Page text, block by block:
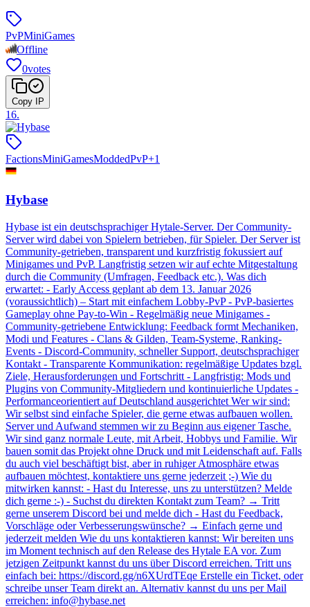
PvPMiniGames
Offline
0votes
Copy IP
16.
FactionsMiniGamesModdedPvP+1
Hybase
Hybase ist ein deutschsprachiger Hytale-Server. Der Community-
Server wird dabei von Spielern betrieben, für Spieler. Der Server ist
Community-getrieben, transparent und kurzfristig fokussiert auf
Minigames und PvP. Langfristig setzen wir auf echte Mitgestaltung
durch die Community (Umfragen, Feedback etc.). Was dich
erwartet: - Early Access geplant ab dem 13. Januar 2026
(voraussichtlich) – Start mit einfachem Lobby-PvP - PvP-basiertes
Gameplay ohne Pay-to-Win - Regelmäßig neue Minigames -
Community-getriebene Entwicklung: Feedback formt Mechaniken,
Modi und Features - Clans & Gilden, Team-Systeme, Ranking-
Events - Discord-Community, schneller Support, deutschsprachiger
Kontakt - Transparente Kommunikation: regelmäßige Updates bzgl.
Ziele, Herausforderungen und Fortschritt - Langfristig: Mods und
Plugins von Community-Mitgliedern und kontinuierliche Updates -
Performanceorientiert auf Deutschland ausgerichtet Wer wir sind:
Wir selbst sind einfache Spieler, die gerne etwas aufbauen wollen.
Server und Aufwand stemmen wir zu Beginn aus eigener Tasche.
Wir sind ganz normale Leute, mit Arbeit, Hobbys und Familie. Wir
bauen somit das Projekt ohne Druck und mit Leidenschaft auf. Falls
du auch viel beschäftigt bist, aber in ruhiger Atmosphäre etwas
aufbauen möchtest, kontaktiere uns gerne jederzeit ;-) Wie du
mitwirken kannst: - Hast du Interesse, uns zu unterstützen? Melde
dich gerne :-) - Suchst du direkten Kontakt zum Team? → Tritt
gerne unserem Discord bei und melde dich - Hast du Feedback,
Vorschläge oder Verbesserungswünsche? → Einfach gerne und
jederzeit melden Wie du uns kontaktieren kannst: Wir bereiten uns
im Moment technisch auf den Release des Hytale EA vor. Zum
jetzigen Zeitpunkt kannst du uns über Discord erreichen. Tritt uns
einfach bei: https://discord.gg/n6XUrdTEqe Erstelle ein Ticket, oder
schreibe unser Team direkt an. Alternativ kannst du uns per Mail
erreichen: info@hybase.net